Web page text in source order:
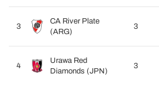
3
CA River Plate
(ARG)
3
4
Urawa Red
Diamonds (JPN)
3